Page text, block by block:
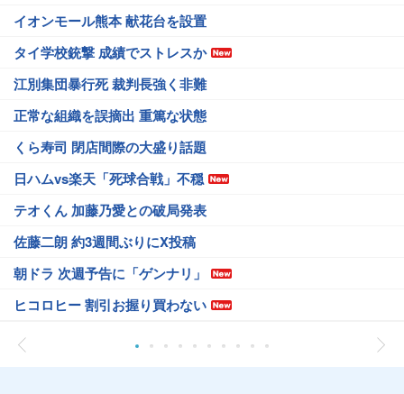
イオンモール熊本 献花台を設置
タイ学校銃撃 成績でストレスか
江別集団暴行死 裁判長強く非難
正常な組織を誤摘出 重篤な状態
くら寿司 閉店間際の大盛り話題
日ハムvs楽天「死球合戦」不穏
テオくん 加藤乃愛との破局発表
佐藤二朗 約3週間ぶりにX投稿
朝ドラ 次週予告に「ゲンナリ」
ヒコロヒー 割引お握り買わない